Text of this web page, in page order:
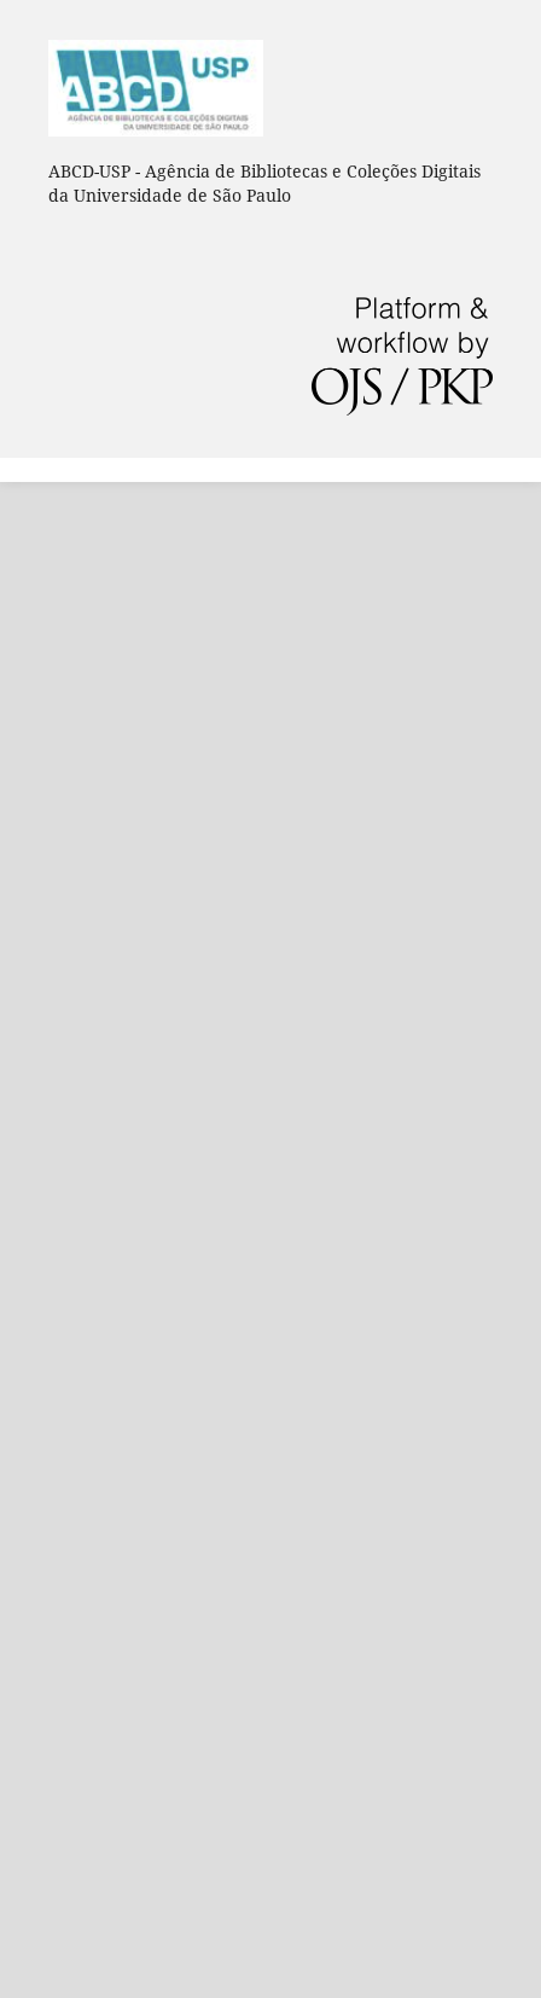
ABCD-USP - Agência de Bibliotecas e Coleções Digitais
da Universidade de São Paulo